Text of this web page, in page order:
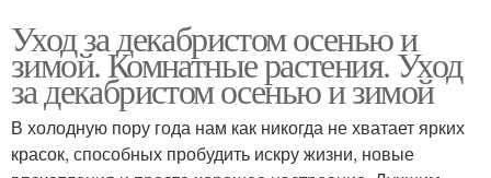
Уход за декабристом осенью и
зимой. Комнатные растения. Уход
за декабристом осенью и зимой
В холодную пору года нам как никогда не хватает ярких
красок, способных пробудить искру жизни, новые